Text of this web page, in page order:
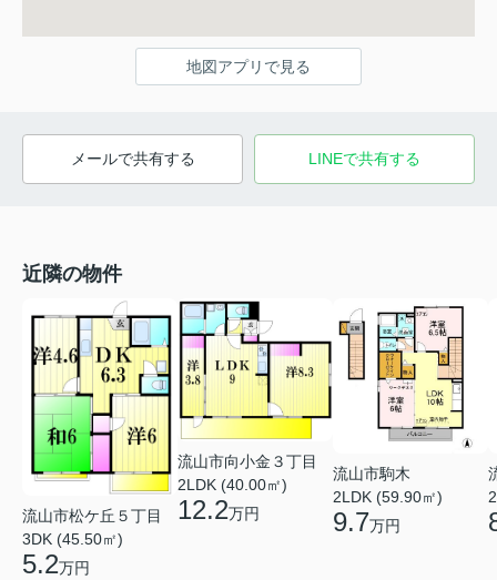
地図アプリで見る
メールで共有する LINEで共有する
近隣の物件
流山市松ケ丘５丁目
3DK (45.50㎡)
5.2万円
流山市向小金３丁目
2LDK (40.00㎡)
12.2万円
流山市駒木
2LDK (59.90㎡)
9.7万円